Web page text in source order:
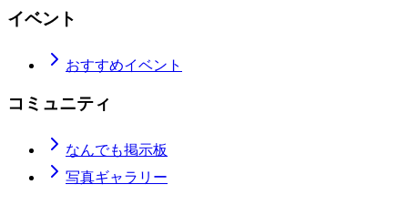
イベント
おすすめイベント
コミュニティ
なんでも掲示板
写真ギャラリー